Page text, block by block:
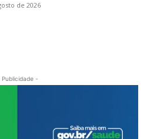
de 2026
Publicidade -